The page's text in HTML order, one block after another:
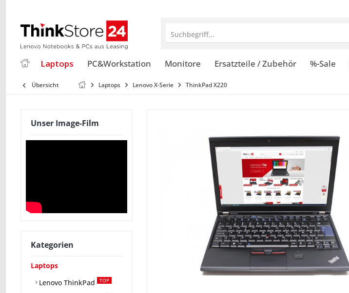
Suchbegriff...
Laptops PC&Workstation Monitore Ersatzteile / Zubehör %-Sale
Übersicht Laptops Lenovo X-Serie ThinkPad X220
Unser Image-Film
Kategorien
Laptops
Lenovo ThinkPad
TOP